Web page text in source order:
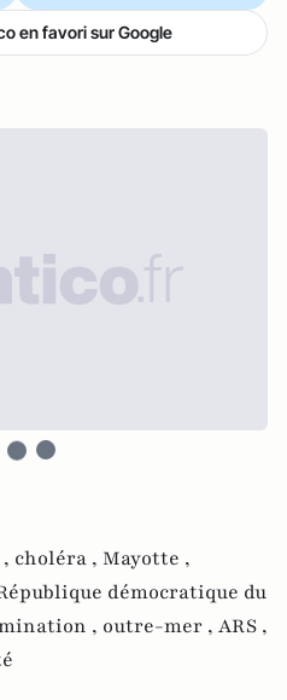
en favori sur Google
choléra , Mayotte ,
démocratique du
, outre-mer , ARS ,